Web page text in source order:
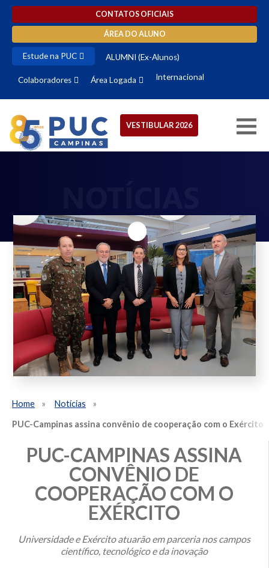
CONTATOS OFICIAIS
ÁREA DO ALUNO
Estude na PUC ALUMNI (Ex-Alunos)
Colaboradores Área Logada Internacional
VESTIBULAR 2026
Home
Notícias
PUC-Campinas assina convênio de cooperação com o Exército
PUC-CAMPINAS ASSINA
CONVÊNIO DE
COOPERAÇÃO COM O
EXÉRCITO
Universidade e Exército atuarão em parceria nos campos
científico, tecnológico e da inovação